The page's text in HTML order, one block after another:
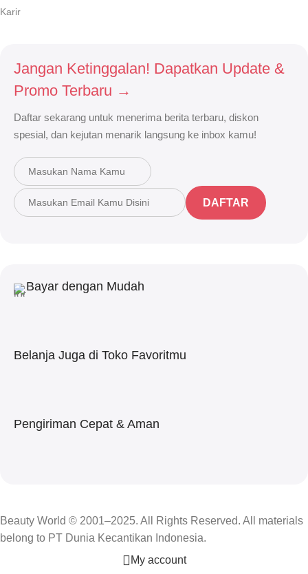
Karir
Jangan Ketinggalan! Dapatkan Update &
Promo Terbaru →
Daftar sekarang untuk menerima berita terbaru, diskon
spesial, dan kejutan menarik langsung ke inbox kamu!
DAFTAR
Bayar dengan Mudah
Belanja Juga di Toko Favoritmu
Pengiriman Cepat & Aman
Beauty World © 2001–2025. All Rights Reserved. All materials
belong to PT Dunia Kecantikan Indonesia.
My account